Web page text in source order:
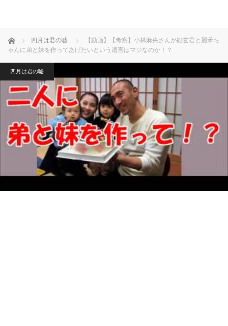
ホーム 四月は君の嘘
【動画】【考察】小林麻央さんが勸玄君と麗禾ち
ゃんに弟と妹を作ってあげたいという遺言はマジなのか！？
四月は君の嘘